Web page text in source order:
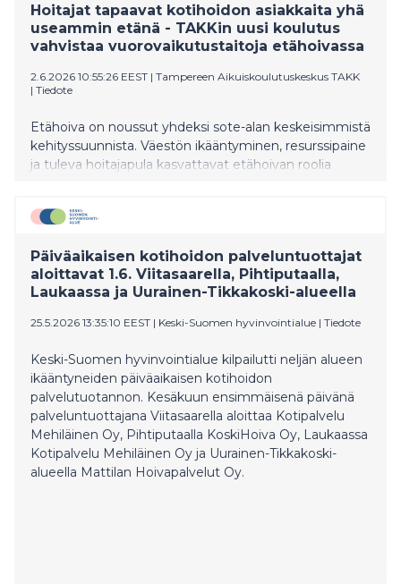
Hoitajat tapaavat kotihoidon asiakkaita yhä
useammin etänä - TAKKin uusi koulutus
vahvistaa vuorovaikutustaitoja etähoivassa
2.6.2026 10:55:26 EEST | Tampereen Aikuiskoulutuskeskus TAKK
| Tiedote
Etähoiva on noussut yhdeksi sote-alan keskeisimmistä
kehityssuunnista. Väestön ikääntyminen, resurssipaine
ja tuleva hoitajapula kasvattavat etähoivan roolia
ajankohtaiseen tarpeeseen koulutuksella, joka
vuorovaikutuksen.
Päiväaikaisen kotihoidon palveluntuottajat
aloittavat 1.6. Viitasaarella, Pihtiputaalla,
Laukaassa ja Uurainen-Tikkakoski-alueella
25.5.2026 13:35:10 EEST | Keski-Suomen hyvinvointialue | Tiedote
Keski-Suomen hyvinvointialue kilpailutti neljän alueen
ikääntyneiden päiväaikaisen kotihoidon
palvelutuotannon. Kesäkuun ensimmäisenä päivänä
palveluntuottajana Viitasaarella aloittaa Kotipalvelu
Mehiläinen Oy, Pihtiputaalla KoskiHoiva Oy, Laukaassa
Kotipalvelu Mehiläinen Oy ja Uurainen-Tikkakoski-
alueella Mattilan Hoivapalvelut Oy.